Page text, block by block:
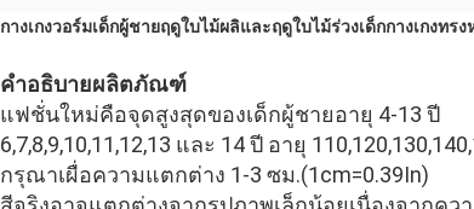
กางเกงวอร์มเด็กผู้ชายฤดูใบไม้ผลิและฤดูใบไม้ร่วงเด็กกางเกงทร
คำอธิบายผลิตภัณฑ์
แฟชั่นใหม่คือจุดสูงสุดของเด็กผู้ชายอายุ 4-13 ปี
6,7,8,9,10,11,12,13 และ 14 ปี อายุ
กรุณาเผื่อความแตกต่าง 1-3 ซม.(1cm=0.39In)